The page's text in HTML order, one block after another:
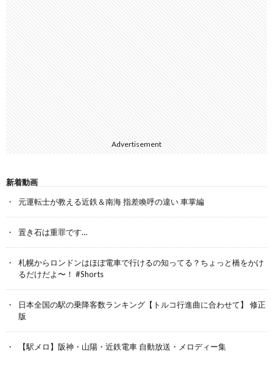
Advertisement
新着動画
元運転士が教える近鉄＆南海 指差喚呼の違い 車掌編
置き石は重罪です…
札幌からロンドンはほぼ電車で行けるの知ってる？ちょっと橋をかけ
るだけだよ〜！ #Shorts
日本全国の駅の乗降客数ランキング【トルコ行進曲に合わせて】 修正
版
【駅メロ】阪神・山陽・近鉄電車 自動放送・メロディー集